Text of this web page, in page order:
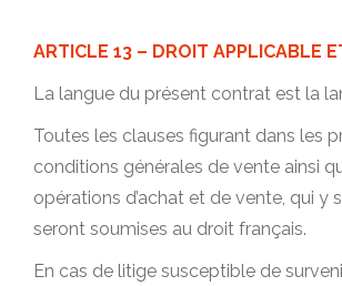
ARTICLE 13 – DROIT APPLICABLE
La langue du présent contrat est la
Toutes les clauses figurant dans les
conditions générales de vente ainsi
opérations d’achat et de vente, qui y
seront soumises au droit français.
En cas de litige susceptible de